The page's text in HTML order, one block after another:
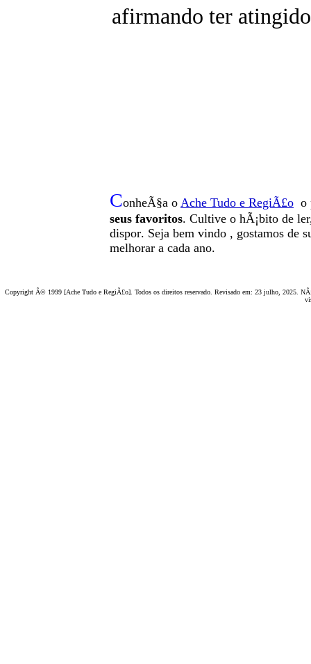
afirmando ter atingido
ConheÃ§a o Ache Tudo e RegiÃ£o o
seus favoritos. Cultive o hÃ¡bito de
dispor. Seja bem vindo , gostamos de
melhorar a cada ano.
Copyright Â© 1999 [Ache Tudo e RegiÃ£o]. Todos os direitos reservado. Revisado em: 23 julho, 2025 .